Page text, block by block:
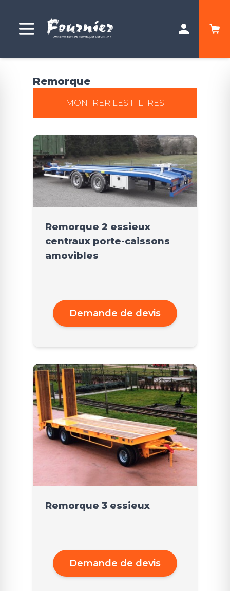
Remorque
MONTRER LES FILTRES
Remorque 2 essieux
centraux porte-caissons
amovibles
Demande de devis
Remorque 3 essieux
Demande de devis